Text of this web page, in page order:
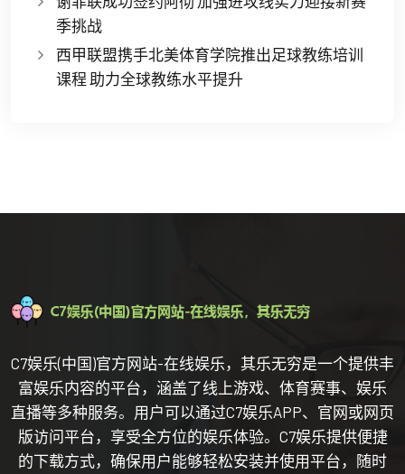
季挑战
西甲联盟携手北美体育学院推出足球教练培训
课程 助力全球教练水平提升
C7娱乐(中国)官方网站-在线娱乐，其乐无穷是一个提供丰
富娱乐内容的平台，涵盖了线上游戏、体育赛事、娱乐
直播等多种服务。用户可以通过C7娱乐APP、官网或网页
版访问平台，享受全方位的娱乐体验。C7娱乐提供便捷
的下载方式，确保用户能够轻松安装并使用平台，随时